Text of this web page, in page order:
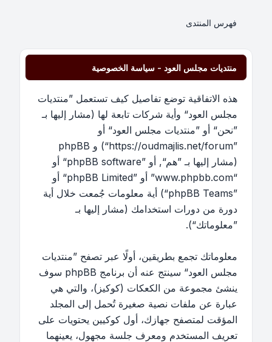
فهرس المنتدى
منتديات مجلس العود - سياسة الخصوصية
هذه الاتفاقية توضع تفاصيل كيف تستعمل ”منتديات
مجلس العود“ وأية شركات تابعة لها (مشار إليها بـ
”نحن“ أو ”منتديات مجلس العود“ أو
”https://oudmajlis.net/forum“) و phpBB
(مشار إليها بـ ”هم“, أو ”phpBB software“ أو
“www.phpbb.com” أو ”phpBB Limited“ أو
”phpBB Teams“) أية معلومات جُمعت خلال أية
دورة من دورات استخدامك (مشار إليها بـ
”معلوماتك“).
معلوماتك تجمع بطريقين، أولًا عبر تصفح ”منتديات
مجلس العود“ سينتج عنه أن برنامج phpBB سوف
ينشئ مجموعة من الكعكات (كوكيز)، والتي هي
عبارة عن ملفات نصية صغيرة تُحمل إلى المجلد
المؤقت لمتصفح جهازك، أول كوكيين يحتويات على
تعريف المستخدم ومعرف جلسة مجهول، يعينهما